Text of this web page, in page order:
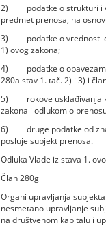
2) podatke o strukturi i
predmet prenosa, na
3) podatke o vrednosti
1) ovog zakona;
4) podatke o obavezama
280a stav 1. tač. 2) i 3) i
5) rokove usklađivanja
zakona i odlukom o
6) druge podatke od
posluje subjekt prenosa.
Odluka Vlade iz stava 1.
Član 280g
Organi upravljanja
nesmetano upravljanje
na društvenom kapitalu i